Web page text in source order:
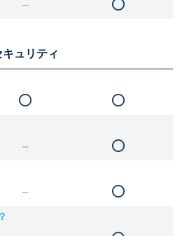
キュリティ
？